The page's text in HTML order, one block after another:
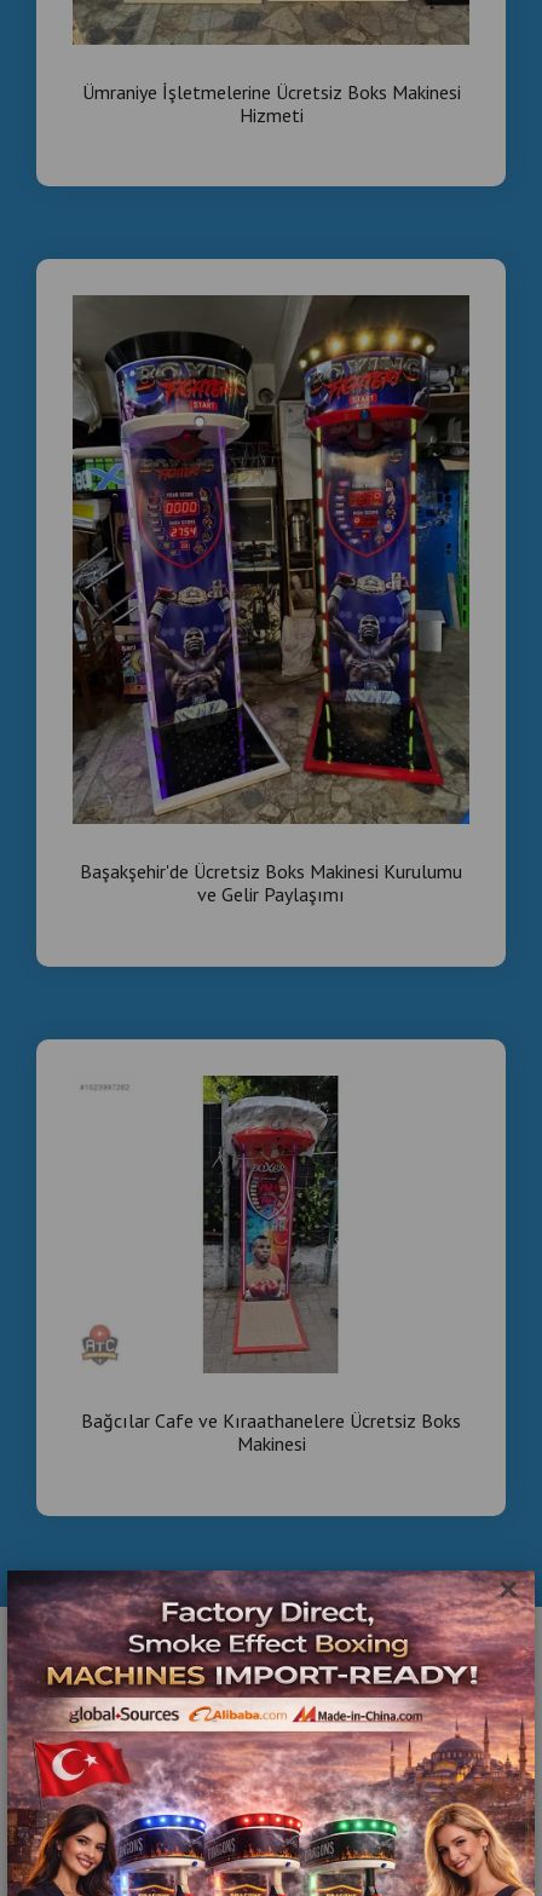
×
Ümraniye İşletmelerine Ücretsiz Boks Makinesi
Hizmeti
Başakşehir'de Ücretsiz Boks Makinesi Kurulumu
ve Gelir Paylaşımı
Bağcılar Cafe ve Kıraathanelere Ücretsiz Boks
Makinesi